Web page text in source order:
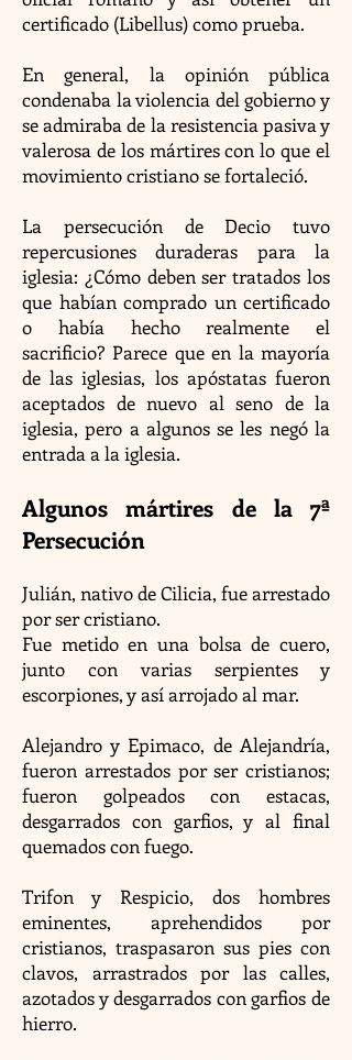
certificado (Libellus) como prueba.
En general, la opinión pública
condenaba la violencia del gobierno y
se admiraba de la resistencia pasiva y
valerosa de los mártires con lo que el
movimiento cristiano se fortaleció.
La persecución de Decio tuvo
repercusiones duraderas para la
iglesia: ¿Cómo deben ser tratados los
que habían comprado un certificado
o había hecho realmente el
sacrificio? Parece que en la mayoría
de las iglesias, los apóstatas fueron
aceptados de nuevo al seno de la
iglesia, pero a algunos se les negó la
entrada a la iglesia.
Algunos mártires de la 7ª
Persecución
Julián, nativo de Cilicia, fue arrestado
por ser cristiano.
Fue metido en una bolsa de cuero,
junto con varias serpientes y
escorpiones, y así arrojado al mar.
Alejandro y Epimaco, de Alejandría,
fueron arrestados por ser cristianos;
fueron golpeados con estacas,
desgarrados con garfios, y al final
quemados con fuego.
Trifon y Respicio, dos hombres
eminentes, aprehendidos por
cristianos, traspasaron sus pies con
clavos, arrastrados por las calles,
azotados y desgarrados con garfios de
hierro.